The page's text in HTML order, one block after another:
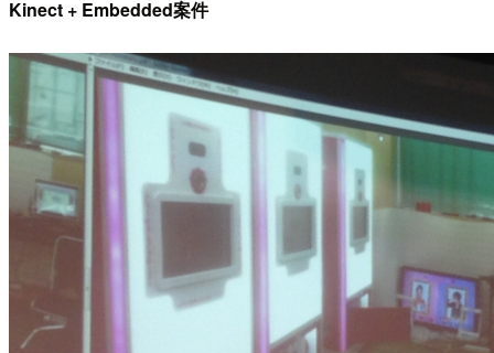
Kinect + Embedded案件